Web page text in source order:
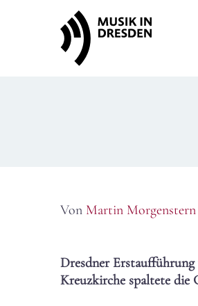
Von Martin Morgenstern
Dresdner Erstaufführung
Kreuzkirche spaltete die